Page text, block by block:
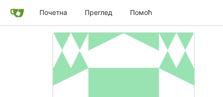
Почетна Преглед Помоћ